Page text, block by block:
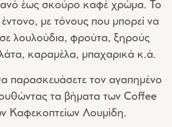
έως σκούρο καφέ χρώμα. Το
με τόνους που μπορεί να
λουλούδια, φρούτα, ξηρούς
καραμέλα, μπαχαρικά κ.ά.
παρασκευάσετε τον αγαπημένο
τα βήματα των Coffee
Καφεκοπτείων Λουμίδη.